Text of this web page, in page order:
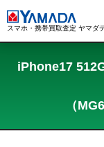
スマホ・携帯買取査定 ヤマダ
iPhone17
（